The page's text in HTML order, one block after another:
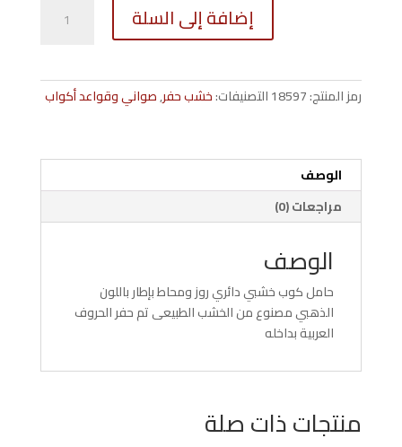
حامل
cm
روز
إضافة إلى السلة
رمز المنتج:18597التصنيفات:خشب حفر,صواني وقواعد أكواب
الوصف
مراجعات (0)
الوصف
حامل كوب خشبي دائري روز ومحاط بإطار باللون
الذهبي مصنوع من الخشب الطبيعى تم حفر الحروف
العربية بداخله
منتجات ذات صلة